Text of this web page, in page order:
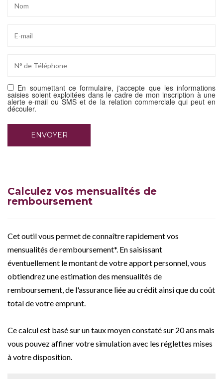
En soumettant ce formulaire, j'accepte que les informations
saisies soient exploitées dans le cadre de mon inscription à une
alerte e-mail ou SMS et de la relation commerciale qui peut en
découler.
Calculez vos mensualités de
remboursement
Cet outil vous permet de connaître rapidement vos
mensualités de remboursement*. En saisissant
éventuellement le montant de votre apport personnel, vous
obtiendrez une estimation des mensualités de
remboursement, de l'assurance liée au crédit ainsi que du coût
total de votre emprunt.
Ce calcul est basé sur un taux moyen constaté sur 20 ans mais
vous pouvez affiner votre simulation avec les réglettes mises
à votre disposition.